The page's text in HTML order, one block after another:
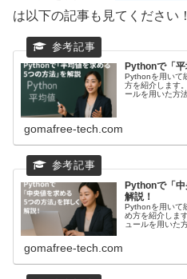
は以下の記事も見てください！
Pythonで「平
Pythonを用いて
方を紹介します
ールを用いた方
gomafree-tech.com
Pythonで「中
解説！
Pythonを用いて
め方を紹介しま
ュールを用いた
gomafree-tech.com